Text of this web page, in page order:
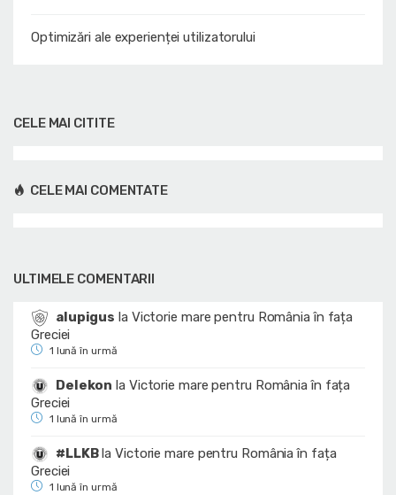
Optimizări ale experienței utilizatorului
CELE MAI CITITE
CELE MAI COMENTATE
ULTIMELE COMENTARII
alupigus la Victorie mare pentru România în fața
Greciei
1 lună în urmă
Delekon la Victorie mare pentru România în fața
Greciei
1 lună în urmă
#LLKBlaVictorie mare pentru România în fața
Greciei
1 lună în urmă